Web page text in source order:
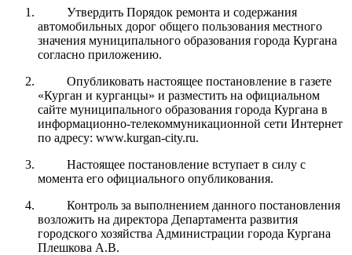
Утвердить Порядок ремонта и содержания
автомобильных дорог общего пользования местного
значения муниципального образования города Кургана
согласно приложению.
Опубликовать настоящее постановление в газете
«Курган и курганцы» и разместить на официальном
сайте муниципального образования города Кургана в
информационно-телекоммуникационной сети Интернет
по адресу: www.kurgan-city.ru.
Настоящее постановление вступает в силу с
момента его официального опубликования.
Контроль за выполнением данного постановления
возложить на директора Департамента развития
городского хозяйства Администрации города Кургана
Плешкова А.В.